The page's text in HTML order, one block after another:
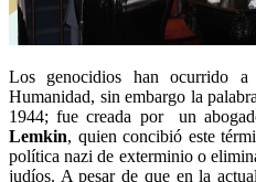
Los genocidios han ocurrido
Humanidad, sin embargo la
1944; fue creada por un
Lemkin, quien concibió este
política nazi de exterminio o
judíos. A pesar de que en la